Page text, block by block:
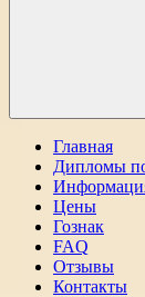
Главная
Дипломы
Цены
Гознак
FAQ
Отзывы
Контакты